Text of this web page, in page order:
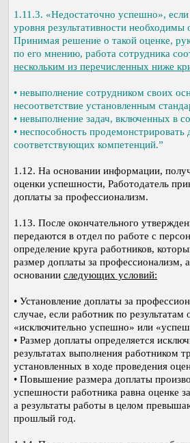
1.11.3. «Недостаточно успешно»,
уровня результативности
Принимая решение о такой оценке,
по его мнению, работа сотрудника
нескольким из перечисленных ниже
• невыполнение сотрудником своих
несоответствие установленным
• невыполнение задач, включенных в
• неспособность продемонстрировать
соответствующих компетенций.”
1.12. На основании информации,
оценки успешности, Работодатель
доплаты за профессионализм.
1.13. После окончательного
передаются в отдел по работе с
определение круга работников,
размер доплаты за профессионализм,
основании следующих условий:
• Установление доплаты за
случае, если работник по
«исключительно успешно» или
• Размер доплаты определяется
результатах выполнения работником
установленных в ходе проведения
• Повышение размера доплаты
успешности работника равна оценке
а результаты работы в целом
прошлый год.